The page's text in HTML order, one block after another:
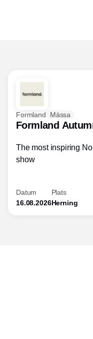
Formland Mässa
Formland
The most inspiring
show
Datum
16.08.2026
Plats
Herning